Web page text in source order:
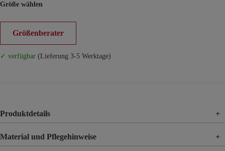
Größe wählen
Größenberater
✓ verfügbar (Lieferung 3-5 Werktage)
Produktdetails +
Material und Pflegehinweise +